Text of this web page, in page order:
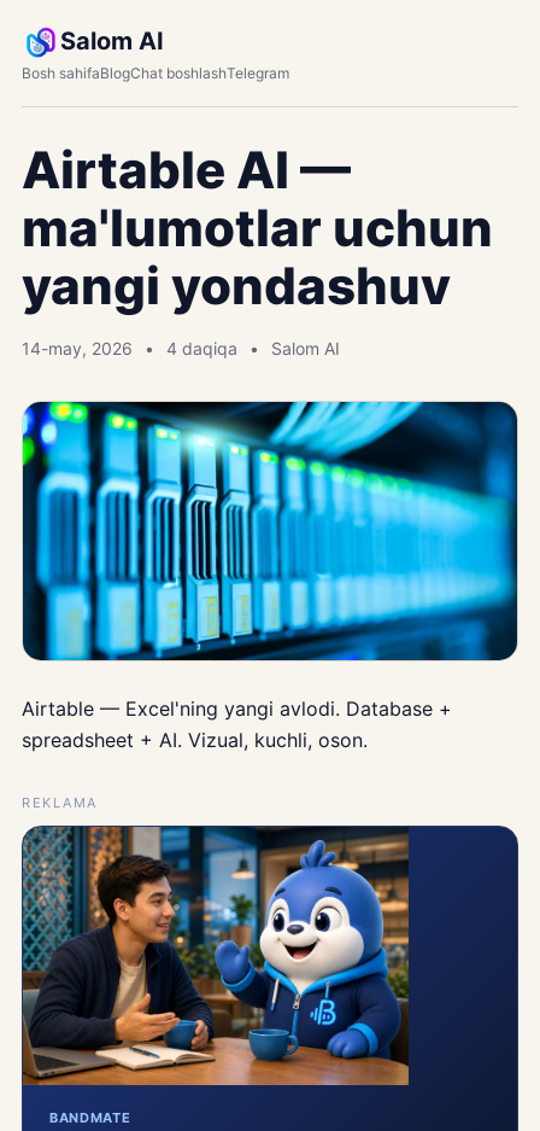
Salom AI
Bosh sahifaBlogChat boshlashTelegram
Airtable AI —
ma'lumotlar uchun
yangi yondashuv
14-may, 2026 4 daqiqa Salom AI
Airtable — Excel'ning yangi avlodi. Database +
spreadsheet + AI. Vizual, kuchli, oson.
REKLAMA
BANDMATE